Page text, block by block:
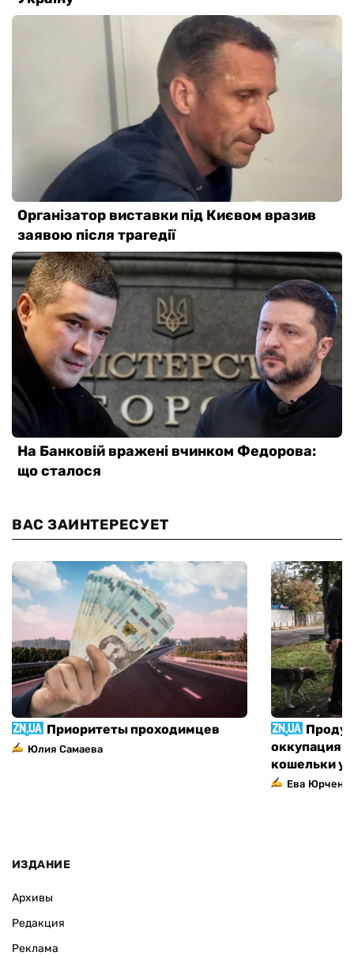
ВАС ЗАИНТЕРЕСУЕТ
Приоритеты проходимцев
Юлия Самаева
оккупация
кошельки
Ева
ИЗДАНИЕ
Архивы
Редакция
Реклама